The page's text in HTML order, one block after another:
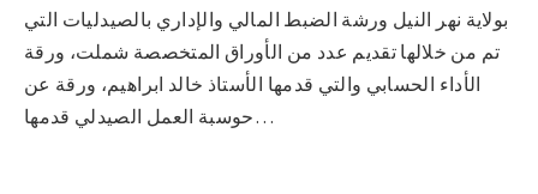
بولاية نهر النيل ورشة الضبط المالي والإداري بالصيدليات التي
تم من خلالها تقديم عدد من الأوراق المتخصصة شملت، ورقة
الأداء الحسابي والتي قدمها الأستاذ خالد ابراهيم، ورقة عن
حوسبة العمل الصيدلي قدمها…